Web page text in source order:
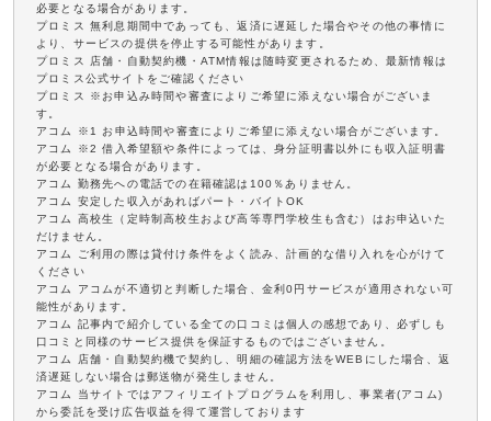
必要となる場合があります。
プロミス 無利息期間中であっても、返済に遅延した場合やその他の事情に
より、サービスの提供を停止する可能性があります。
プロミス 店舗・自動契約機・ATM情報は随時変更されるため、最新情報は
プロミス公式サイトをご確認ください
プロミス ※お申込み時間や審査によりご希望に添えない場合がございま
す。
アコム ※1 お申込時間や審査によりご希望に添えない場合がございます。
アコム ※2 借入希望額や条件によっては、身分証明書以外にも収入証明書
が必要となる場合があります。
アコム 勤務先への電話での在籍確認は100％ありません。
アコム 安定した収入があればパート・バイトOK
アコム 高校生（定時制高校生および高等専門学校生も含む）はお申込いた
だけません。
アコム ご利用の際は貸付け条件をよく読み、計画的な借り入れを心がけて
ください
アコム アコムが不適切と判断した場合、金利0円サービスが適用されない可
能性があります。
アコム 記事内で紹介している全ての口コミは個人の感想であり、必ずしも
口コミと同様のサービス提供を保証するものではございません。
アコム 店舗・自動契約機で契約し、明細の確認方法をWEBにした場合、返
済遅延しない場合は郵送物が発生しません。
アコム 当サイトではアフィリエイトプログラムを利用し、事業者(アコム)
から委託を受け広告収益を得て運営しております